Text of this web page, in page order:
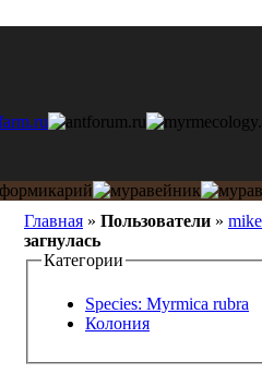
Главная » Пользователи »
загнулась
Категории
Species: Myrmica rubra
Колония